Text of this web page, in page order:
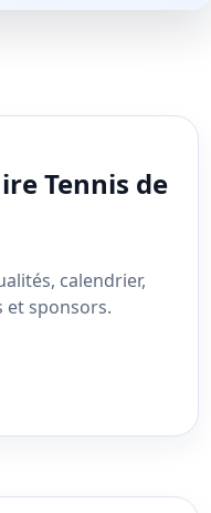
Tennis de
calendrier,
et sponsors.